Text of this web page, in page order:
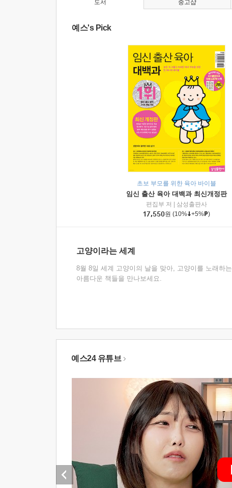
도서
예스's Pick
초보 부모를 위한 육아 바이블
임신 출산 육아 대백과 최신개정판
편집부 저
삼성출판사
17,550원 (10% +5% )
고양이라는 세계
8월 8일 세계 고양이의 날을 맞아, 고양이를 노래하는
아름다운 책들을 만나보세요.
중고샵
예스24 유튜브